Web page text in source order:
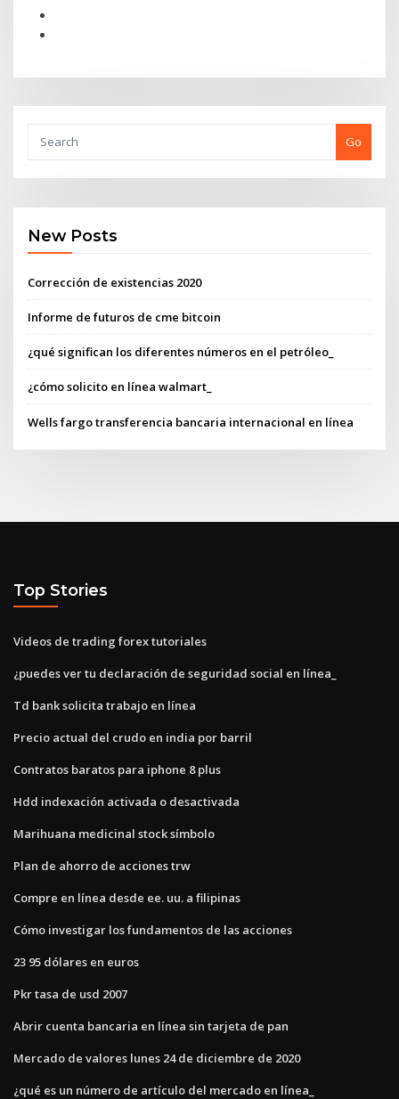
Go
New Posts
Corrección de existencias 2020
Informe de futuros de cme bitcoin
¿qué significan los diferentes números en el petróleo_
¿cómo solicito en línea walmart_
Wells fargo transferencia bancaria internacional en línea
Top Stories
Videos de trading forex tutoriales
¿puedes ver tu declaración de seguridad social en línea_
Td bank solicita trabajo en línea
Precio actual del crudo en india por barril
Contratos baratos para iphone 8 plus
Hdd indexación activada o desactivada
Marihuana medicinal stock símbolo
Plan de ahorro de acciones trw
Compre en línea desde ee. uu. a filipinas
Cómo investigar los fundamentos de las acciones
23 95 dólares en euros
Pkr tasa de usd 2007
Abrir cuenta bancaria en línea sin tarjeta de pan
Mercado de valores lunes 24 de diciembre de 2020
¿qué es un número de artículo del mercado en línea_